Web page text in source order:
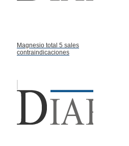
Magnesio total 5 sales
contraindicaciones